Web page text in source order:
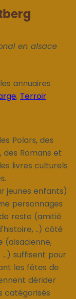
en alsace
annuaires
, Terroir.
Polars, des
des Romans et
livres culturels
jeunes enfants)
personnages
reste (amitié
..) côté
(alsacienne,
suffisent pour
les fêtes de
dérider
catégorisés